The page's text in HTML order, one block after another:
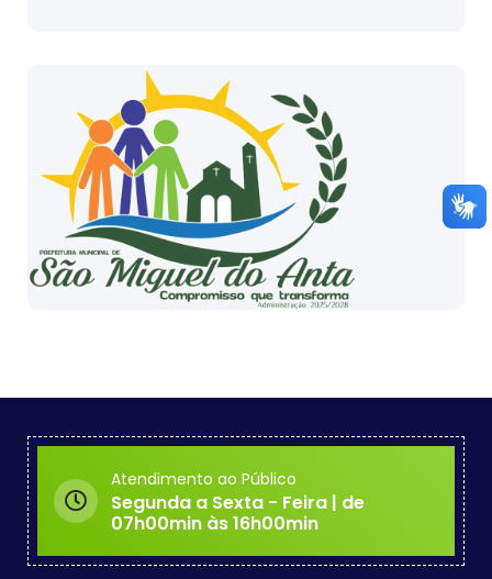
Atendimento ao Público
Segunda a Sexta - Feira | de
07h00min às 16h00min